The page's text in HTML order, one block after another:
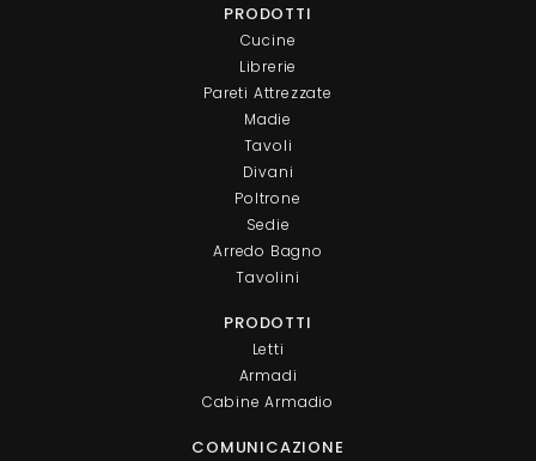
PRODOTTI
Cucine
Librerie
Pareti Attrezzate
Madie
Tavoli
Divani
Poltrone
Sedie
Arredo Bagno
Tavolini
PRODOTTI
Letti
Armadi
Cabine Armadio
COMUNICAZIONE